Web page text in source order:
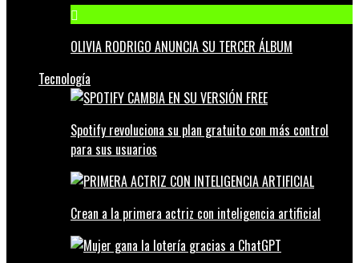
OLIVIA RODRIGO ANUNCIA SU TERCER ÁLBUM
Tecnología
Spotify revoluciona su plan gratuito con más control
para sus usuarios
Crean a la primera actriz con inteligencia artificial